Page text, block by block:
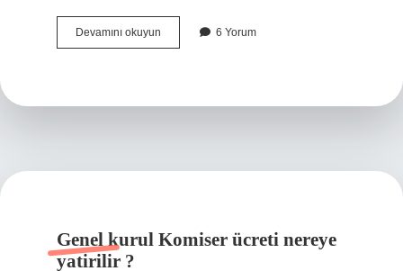
Devamını okuyun
dönük
6 Yorum
Genel kurul Komiser ücreti nereye
yatirilir ?